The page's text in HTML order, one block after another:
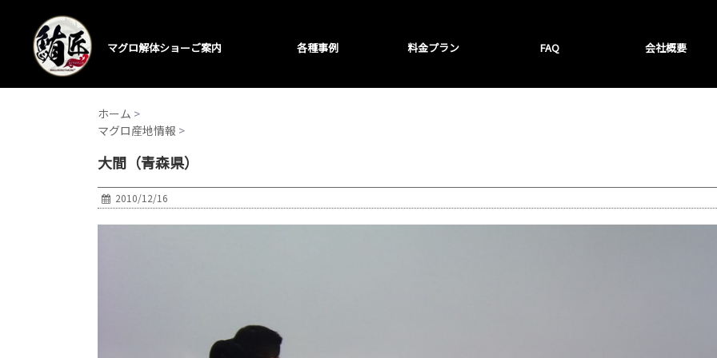
マグロ解体ショーご案内 各種事例 料金プラン FAQ 会社概要
ホーム >
マグロ産地情報 >
大間（青森県）
2010/12/16